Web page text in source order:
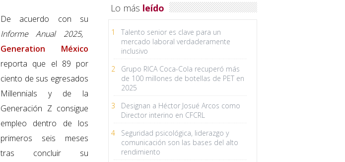
De acuerdo con su
Informe Anual 2025,
Generation México
reporta que el 89 por
ciento de sus egresados
Millennials y de la
Generación Z consigue
empleo dentro de los
primeros seis meses
tras concluir su
Lo más leído
1
Talento senior es clave para un
mercado laboral verdaderamente
inclusivo
2
Grupo RICA Coca-Cola recuperó más
de 100 millones de botellas de PET en
2025
3
Designan a Héctor Josué Arcos como
Director interino en CFCRL
4
Seguridad psicológica, liderazgo y
comunicación son las bases del alto
rendimiento